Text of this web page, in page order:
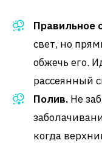
Правильное
свет, но
обжечь его.
рассеянный
Полив. Не
когда